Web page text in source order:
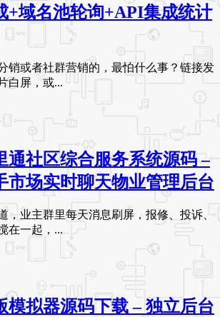
+域名池轮询+API集成统计
销或者社群营销的，最怕什么事？链接发
白屏，或...
通社区综合服务系统源码 –
市场实时聊天物业管理后台
，业主群里每天消息刷屏，报修、投诉、
在一起，...
模拟器源码下载 – 独立后台